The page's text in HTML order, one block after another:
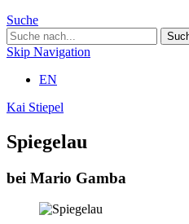
Suche
Skip Navigation
EN
Kai Stiepel
Spiegelau
bei Mario Gamba